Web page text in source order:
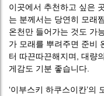
이곳에서 추천하고 싶은
는 분께서는 당연히 모래
온천만 들어가는 것도 가
가 모래를 뿌려주면 준비
터 따끈따끈해지며, 대량
게감도 기분 좋습니다.
‘이부스키 하쿠스이칸’의